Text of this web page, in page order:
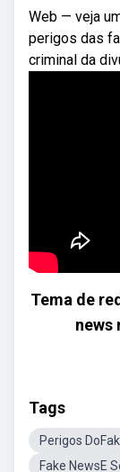
Web — veja
perigos das
criminal da
Tema de
news
Tags
Perigos
Fake NewsE